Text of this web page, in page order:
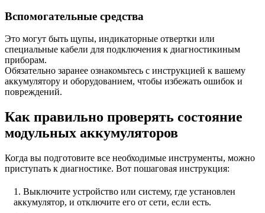
Вспомогательные средства
Это могут быть щупы, индикаторные отвертки или
специальные кабели для подключения к диагностикиным
приборам.
Обязательно заранее ознакомьтесь с инструкцией к вашему
аккумулятору и оборудованием, чтобы избежать ошибок и
повреждений.
Как правильно проверять состояние
модульных аккумуляторов
Когда вы подготовите все необходимые инструменты, можно
приступать к диагностике. Вот пошаговая инструкция:
Выключите устройство или систему, где установлен
аккумулятор, и отключите его от сети, если есть.